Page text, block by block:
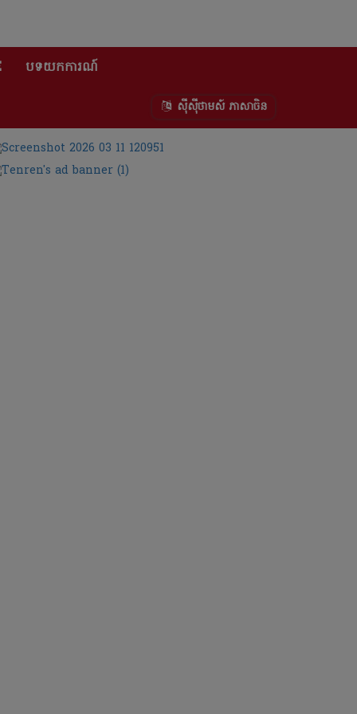
បទយកការណ៍
ស៊ីស៊ីថាមស៍ ភាសាចិន